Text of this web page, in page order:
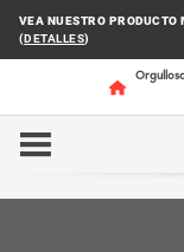
VEA NUESTRO PRODUCTO
(DETALLES)
INICIO